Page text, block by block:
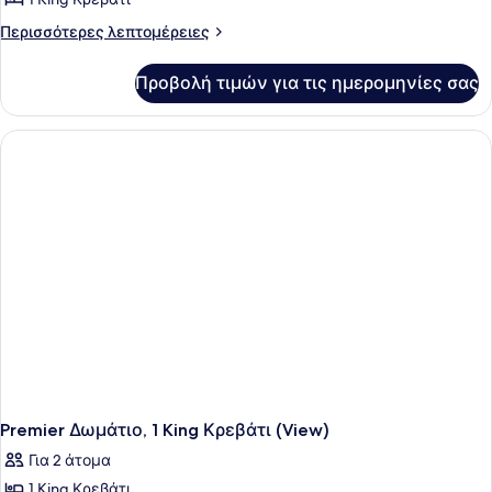
για
1
King
Περισσότερες λεπτομέρειες
Περισσότερες
Δωμάτιο,
King
Προβολή τιμών για τις ημερομηνίες σας
Premier Δωμάτιο, 1 King Κρεβάτι (View)
Για 2 άτομα